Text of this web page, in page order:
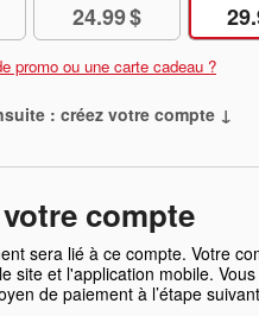
24.99 $
promo ou une carte cadeau ?
: créez votre compte ↓
votre compte
sera lié à ce compte. Votre
site et l'application mobile.
de paiement à l’étape